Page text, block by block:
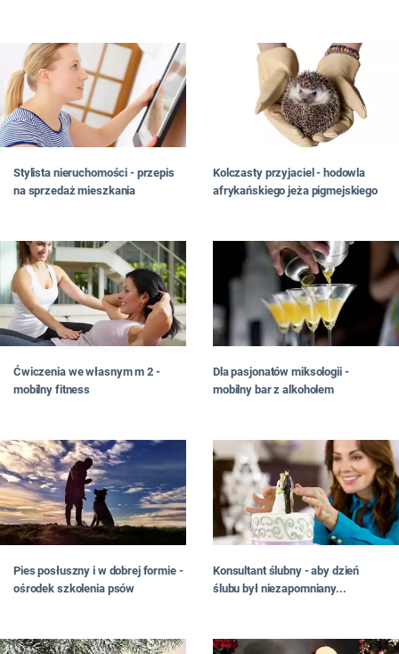
Stylista nieruchomości - przepis
na sprzedaż mieszkania
Kolczasty przyjaciel - hodowla
afrykańskiego jeża pigmejskiego
Ćwiczenia we własnym m 2 -
mobilny fitness
Dla pasjonatów miksologii -
mobilny bar z alkoholem
Pies posłuszny i w dobrej formie -
ośrodek szkolenia psów
Konsultant ślubny - aby dzień
ślubu był niezapomniany...